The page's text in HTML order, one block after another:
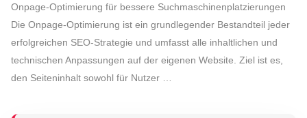
Onpage-Optimierung für bessere Suchmaschinenplatzierungen
Die Onpage-Optimierung ist ein grundlegender Bestandteil jeder
erfolgreichen SEO-Strategie und umfasst alle inhaltlichen und
technischen Anpassungen auf der eigenen Website. Ziel ist es,
den Seiteninhalt sowohl für Nutzer …